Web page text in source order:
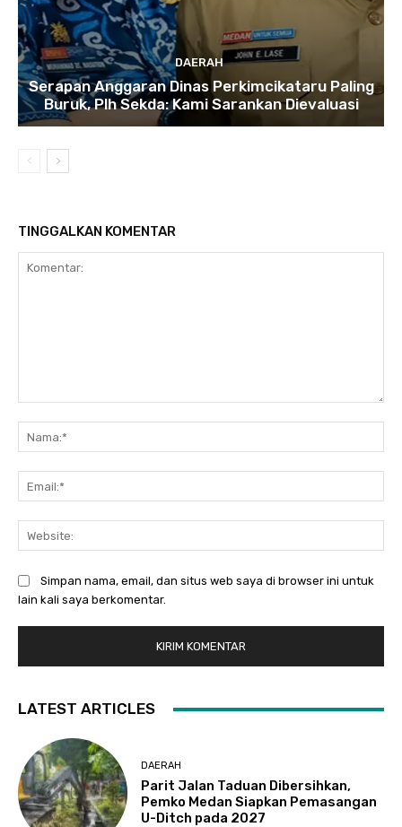
DAERAH
Serapan Anggaran Dinas Perkimcikataru Paling
Buruk, Plh Sekda: Kami Sarankan Dievaluasi
TINGGALKAN KOMENTAR
Simpan nama, email, dan situs web saya di browser ini untuk
lain kali saya berkomentar.
LATEST ARTICLES
DAERAH
Parit Jalan Taduan Dibersihkan,
Pemko Medan Siapkan Pemasangan
U-Ditch pada 2027